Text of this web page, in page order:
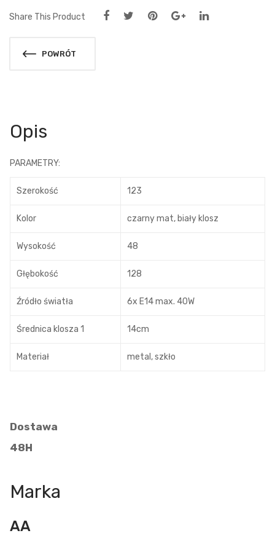
Share This Product
POWRÓT
Opis
PARAMETRY:
Szerokość 123
Kolor czarny mat, biały klosz
Wysokość 48
Głębokość 128
Źródło światła 6x E14 max. 40W
Średnica klosza 1 14cm
Materiał metal, szkło
Dostawa
48H
Marka
AA